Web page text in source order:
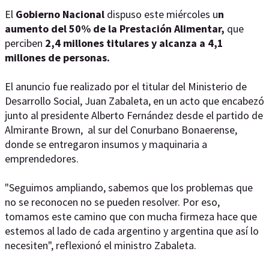
El Gobierno Nacional dispuso este miércoles un
aumento del 50% de la Prestación Alimentar, que
perciben 2,4 millones titulares y alcanza a 4,1
millones de personas.
El anuncio fue realizado por el titular del Ministerio de
Desarrollo Social, Juan Zabaleta, en un acto que encabezó
junto al presidente Alberto Fernández desde el partido de
Almirante Brown, al sur del Conurbano Bonaerense,
donde se entregaron insumos y maquinaria a
emprendedores.
"Seguimos ampliando, sabemos que los problemas que
no se reconocen no se pueden resolver. Por eso,
tomamos este camino que con mucha firmeza hace que
estemos al lado de cada argentino y argentina que así lo
necesiten", reflexionó el ministro Zabaleta.